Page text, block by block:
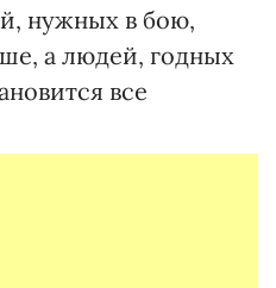
нужных в бою,
а людей, годных
все